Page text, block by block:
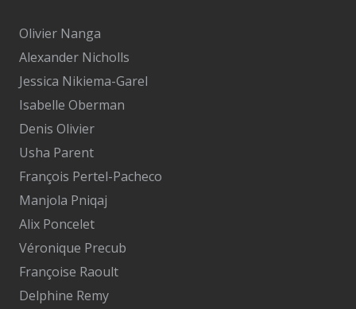
Olivier Nanga
Alexander Nicholls
Jessica Nikiema-Garel
Isabelle Oberman
Denis Olivier
Usha Parent
François Pertel-Pacheco
Manjola Pniqaj
Alix Poncelet
Véronique Precub
Françoise Raoult
Delphine Remy